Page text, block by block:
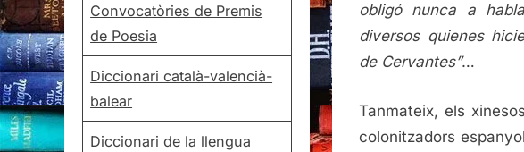
obligó nunca a
diversos quienes
de Cervantes”…
Tanmateix, els
colonitzadors
Convocatòries de Premis
de Poesia
Diccionari català-valencià-
balear
Diccionari de la llengua